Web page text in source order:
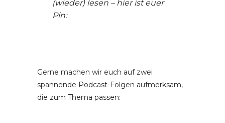
(wieder) lesen – hier ist euer
Pin:
Gerne machen wir euch auf zwei
spannende Podcast-Folgen aufmerksam,
die zum Thema passen: